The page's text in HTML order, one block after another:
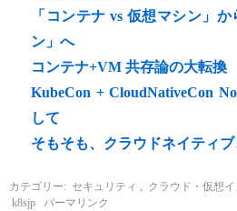
「コンテナ vs 仮想マシン」
ン」へ
コンテナ+VM 共存論の大転換
KubeCon + CloudNativeCon
して
そもそも、クラウドネイティブ
カテゴリー: セキュリティ , クラウド・仮想イ
k8sjp
パーマリンク